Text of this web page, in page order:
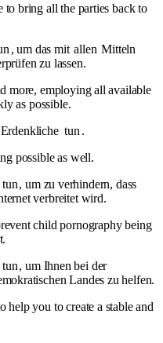
to bring all the parties back to
, um das mit allen Mitteln
zu lassen.
more, employing all available
as possible.
Erdenkliche tun .
possible as well.
tun, um zu verhindern, dass
verbreitet wird.
child pornography being
tun, um Ihnen bei der
Landes zu helfen.
you to create a stable and